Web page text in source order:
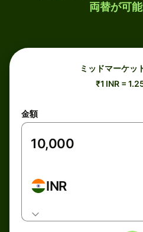
両替が可能
ミッドマーケッ
₹1 INR =
金額
INR